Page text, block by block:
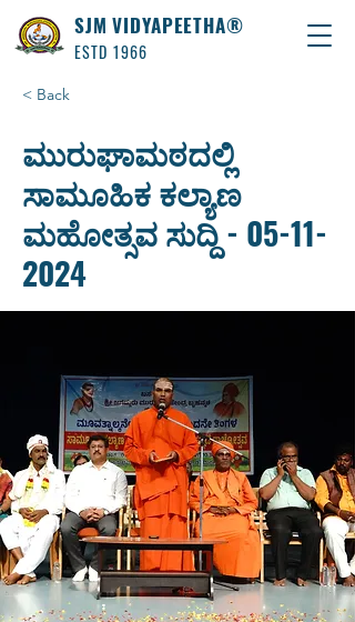
SJM VIDYAPEETHA®
ESTD 1966
< Back
ಮುರುಘಾಮಠದಲ್ಲಿ
ಸಾಮೂಹಿಕ ಕಲ್ಯಾಣ
ಮಹೋತ್ಸವ ಸುದ್ದಿ - 05-11-
2024